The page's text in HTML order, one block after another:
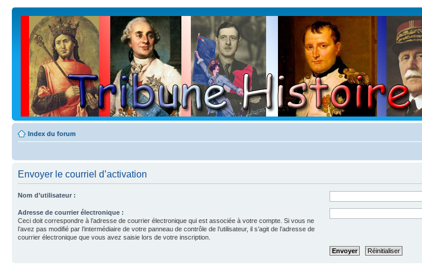
Index du forum
Envoyer le courriel d’activation
Nom d’utilisateur :
Adresse de courrier électronique :
Ceci doit correspondre à l’adresse de courrier électronique qui est associée à votre compte. Si vous ne
l’avez pas modifié par l’intermédiaire de votre panneau de contrôle de l’utilisateur, il s’agit de l’adresse de
courrier électronique que vous avez saisie lors de votre inscription.